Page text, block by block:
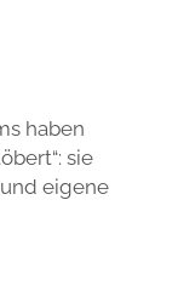
haben
sie
eigene